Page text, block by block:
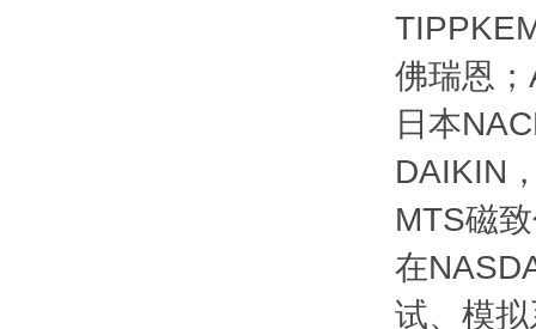
佛瑞恩
日本
DAIKIN
MTS磁
在
试、模